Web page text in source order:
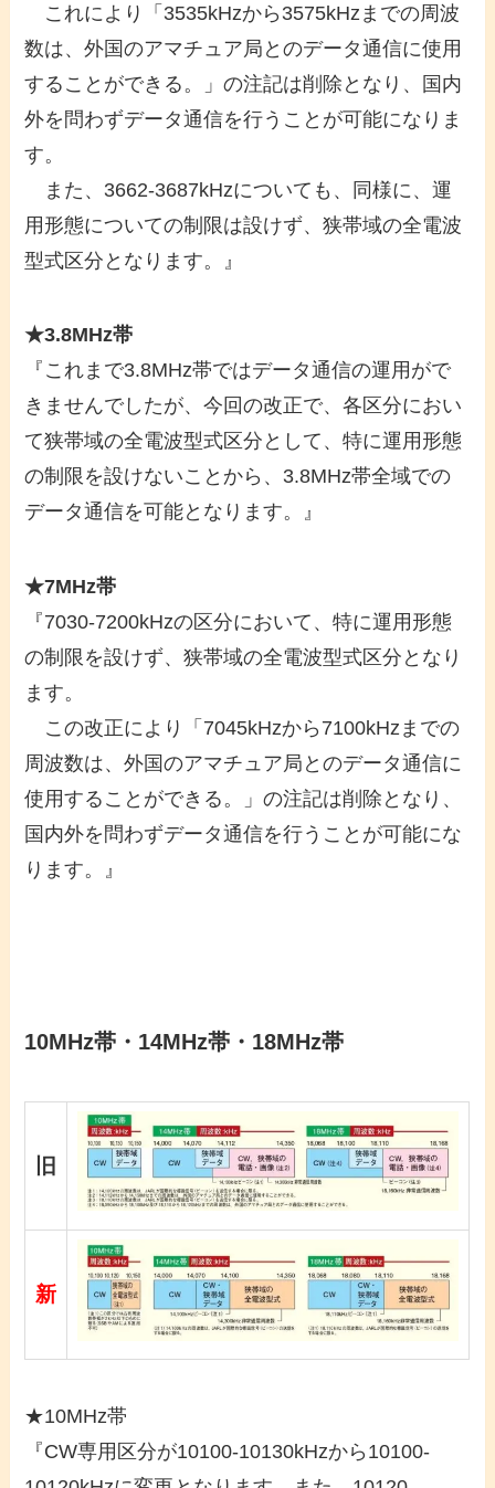
これにより「3535kHzから3575kHzまでの周波
数は、外国のアマチュア局とのデータ通信に使用
することができる。」の注記は削除となり、国内
外を問わずデータ通信を行うことが可能になりま
す。
また、3662-3687kHzについても、同様に、運
用形態についての制限は設けず、狭帯域の全電波
型式区分となります。』
★3.8MHz帯
『これまで3.8MHz帯ではデータ通信の運用がで
きませんでしたが、今回の改正で、各区分におい
て狭帯域の全電波型式区分として、特に運用形態
の制限を設けないことから、3.8MHz帯全域での
データ通信を可能となります。』
★7MHz帯
『7030-7200kHzの区分において、特に運用形態
の制限を設けず、狭帯域の全電波型式区分となり
ます。
この改正により「7045kHzから7100kHzまでの
周波数は、外国のアマチュア局とのデータ通信に
使用することができる。」の注記は削除となり、
国内外を問わずデータ通信を行うことが可能にな
ります。』
10MHz帯・14MHz帯・18MHz帯
旧
新
★10MHz帯
『CW専用区分が10100-10130kHzから10100-